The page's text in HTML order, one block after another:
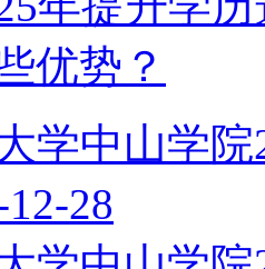
优势？
学中山学
28